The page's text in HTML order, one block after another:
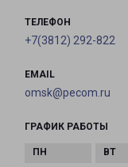
ТЕЛЕФОН
+7(3812) 292-822
EMAIL
omsk@pecom.ru
ГРАФИК РАБОТЫ